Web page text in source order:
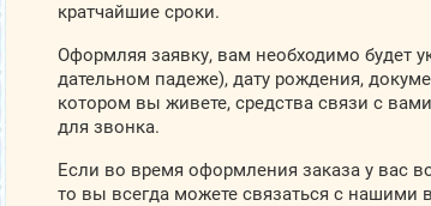
кратчайшие сроки.
Оформляя заявку, вам необходимо будет
дательном падеже), дату рождения,
котором вы живете, средства связи с
для звонка.
Если во время оформления заказа у вас
то вы всегда можете связаться с